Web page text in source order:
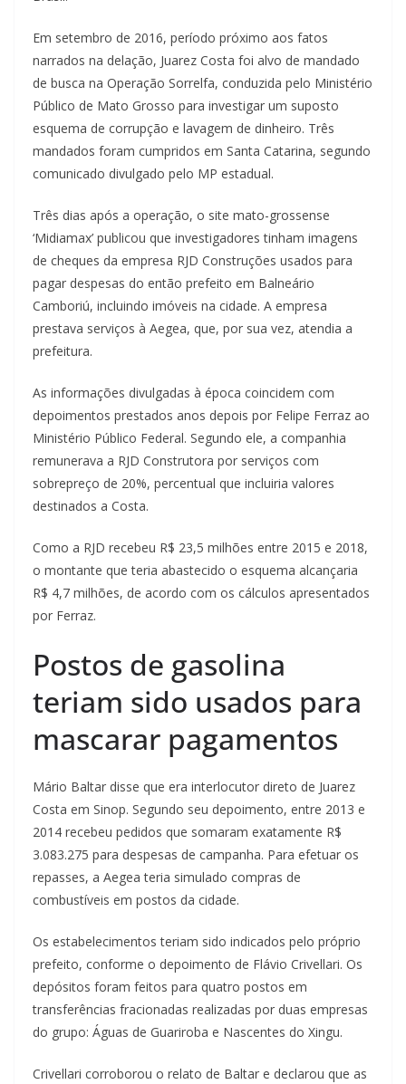
Em setembro de 2016, período próximo aos fatos
narrados na delação, Juarez Costa foi alvo de mandado
de busca na Operação Sorrelfa, conduzida pelo Ministério
Público de Mato Grosso para investigar um suposto
esquema de corrupção e lavagem de dinheiro. Três
mandados foram cumpridos em Santa Catarina, segundo
comunicado divulgado pelo MP estadual.
Três dias após a operação, o site mato-grossense
‘Midiamax’ publicou que investigadores tinham imagens
de cheques da empresa RJD Construções usados para
pagar despesas do então prefeito em Balneário
Camboriú, incluindo imóveis na cidade. A empresa
prestava serviços à Aegea, que, por sua vez, atendia a
prefeitura.
As informações divulgadas à época coincidem com
depoimentos prestados anos depois por Felipe Ferraz ao
Ministério Público Federal. Segundo ele, a companhia
remunerava a RJD Construtora por serviços com
sobrepreço de 20%, percentual que incluiria valores
destinados a Costa.
Como a RJD recebeu R$ 23,5 milhões entre 2015 e 2018,
o montante que teria abastecido o esquema alcançaria
R$ 4,7 milhões, de acordo com os cálculos apresentados
por Ferraz.
Postos de gasolina
teriam sido usados para
mascarar pagamentos
Mário Baltar disse que era interlocutor direto de Juarez
Costa em Sinop. Segundo seu depoimento, entre 2013 e
2014 recebeu pedidos que somaram exatamente R$
3.083.275 para despesas de campanha. Para efetuar os
repasses, a Aegea teria simulado compras de
combustíveis em postos da cidade.
Os estabelecimentos teriam sido indicados pelo próprio
prefeito, conforme o depoimento de Flávio Crivellari. Os
depósitos foram feitos para quatro postos em
transferências fracionadas realizadas por duas empresas
do grupo: Águas de Guariroba e Nascentes do Xingu.
Crivellari corroborou o relato de Baltar e declarou que as